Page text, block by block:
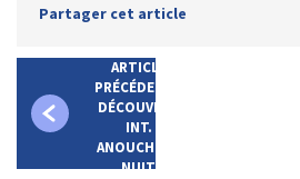
Partager cet article
ARTICLE
PRÉCÉDENT :
DÉCOUVREZ
INT.
ANOUCHKA -
NUIT